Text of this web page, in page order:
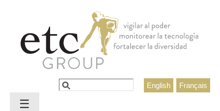
Français
English
Formulario de búsqueda
Buscar
☰